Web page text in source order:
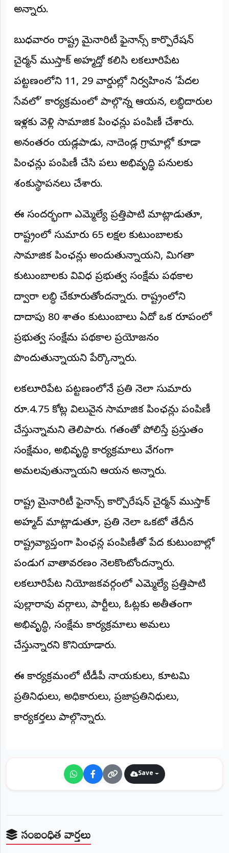
డెస్క్
(REPORTERS
మా
రిపోర్టర్లు
రిపోర్టర్‌గా
లాగిన్
(Login)
©
2026
NTODAY
ప్రతి
క్షణం
ప్రజల
అన్నారు.
బుధవారం రాష్ట్ర మైనారిటీ ఫైనాన్స్ కార్పొరేషన్
చైర్మన్ ముస్తాక్ అహ్మద్తో కలిసి చిలకలూరిపేట
పట్టణంలోని 11, 29 వార్డుల్లో నిర్వహించిన ‘పేదల
సేవలో’ కార్యక్రమంలో పాల్గొన్న ఆయన, లబ్ధిదారుల
ఇళ్లకు వెళ్లి సామాజిక పింఛన్లు పంపిణీ చేశారు.
అనంతరం యడ్లపాడు, నాదెండ్ల గ్రామాల్లో కూడా
పింఛన్లు పంపిణీ చేసి పలు అభివృద్ధి పనులకు
శంకుస్థాపనలు చేశారు.
ఈ సందర్భంగా ఎమ్మెల్యే ప్రత్తిపాటి మాట్లాడుతూ,
రాష్ట్రంలో సుమారు 65 లక్షల కుటుంబాలకు
సామాజిక పింఛన్లు అందుతున్నాయని, మిగతా
కుటుంబాలకు వివిధ ప్రభుత్వ సంక్షేమ పథకాల
ద్వారా లబ్ధి చేకూరుతోందన్నారు. రాష్ట్రంలోని
దాదాపు 80 శాతం కుటుంబాలు ఏదో ఒక రూపంలో
ప్రభుత్వ సంక్షేమ పథకాల ప్రయోజనం
పొందుతున్నాయని పేర్కొన్నారు.
చిలకలూరిపేట పట్టణంలోనే ప్రతి నెలా సుమారు
రూ.4.75 కోట్ల విలువైన సామాజిక పింఛన్లు పంపిణీ
చేస్తున్నామని తెలిపారు. గతంతో పోలిస్తే ప్రస్తుతం
సంక్షేమం, అభివృద్ధి కార్యక్రమాలు వేగంగా
అమలవుతున్నాయని ఆయన అన్నారు.
రాష్ట్ర మైనారిటీ ఫైనాన్స్ కార్పొరేషన్ చైర్మన్ ముస్తాక్
అహ్మద్ మాట్లాడుతూ, ప్రతి నెలా ఒకటో తేదీన
రాష్ట్రవ్యాప్తంగా పింఛన్ల పంపిణీతో పేద కుటుంబాల్లో
పండుగ వాతావరణం నెలకొంటోందన్నారు.
చిలకలూరిపేట నియోజకవర్గంలో ఎమ్మెల్యే ప్రత్తిపాటి
పుల్లారావు వర్గాలు, పార్టీలు, ఓట్లకు అతీతంగా
అభివృద్ధి, సంక్షేమ కార్యక్రమాలు అమలు
చేస్తున్నారని కొనియాడారు.
ఈ కార్యక్రమంలో టీడీపీ నాయకులు, కూటమి
ప్రతినిధులు, అధికారులు, ప్రజాప్రతినిధులు,
కార్యకర్తలు పాల్గొన్నారు.
Save
సంబంధిత వార్తలు